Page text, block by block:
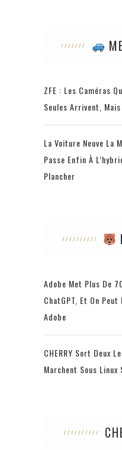
ZFE : Les Caméras
Seules Arrivent,
La Voiture Neuve La
Passe Enfin À
Plancher
Adobe Met Plus De
ChatGPT, Et On
Adobe
CHERRY Sort Deux
Marchent Sous